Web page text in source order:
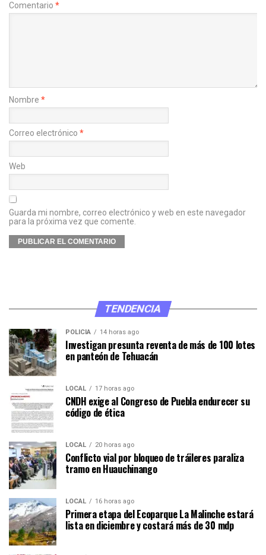
Comentario *
Nombre *
Correo electrónico *
Web
Guarda mi nombre, correo electrónico y web en este navegador
para la próxima vez que comente.
TENDENCIA
POLICÍA 14 horas ago
Investigan presunta reventa de más de 100 lotes
en panteón de Tehuacán
LOCAL 17 horas ago
CNDH exige al Congreso de Puebla endurecer su
código de ética
LOCAL 20 horas ago
Conflicto vial por bloqueo de tráileres paraliza
tramo en Huauchinango
LOCAL 16 horas ago
Primera etapa del Ecoparque La Malinche estará
lista en diciembre y costará más de 30 mdp